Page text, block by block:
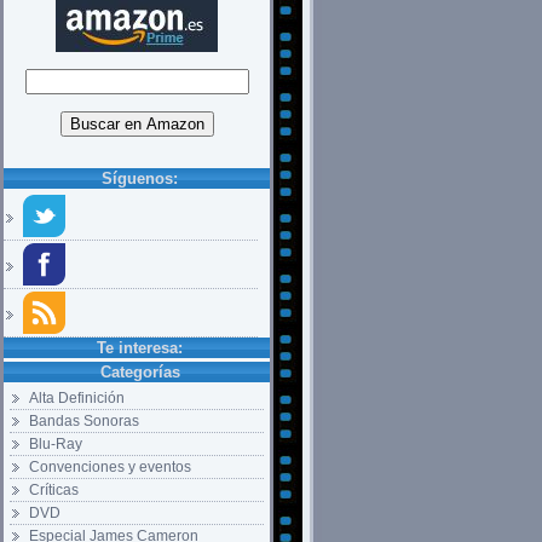
Síguenos:
Te interesa:
Categorías
Alta Definición
Bandas Sonoras
Blu-Ray
Convenciones y eventos
Críticas
DVD
Especial James Cameron